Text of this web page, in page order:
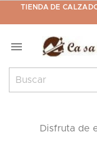
TIENDA DE

Disfruta de